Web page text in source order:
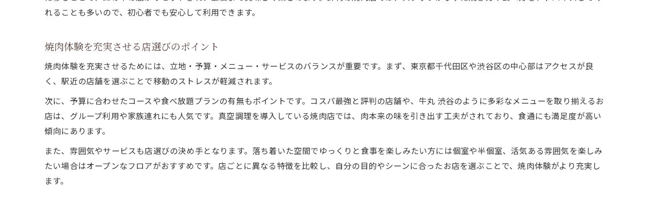
焼肉をより美味しく味わう食べ方の工夫
焼肉の楽しみ方を広げる選び方のポイント
焼肉シーン別に最適な楽しみ方を紹介
焼肉体験を満足度アップにつなげる秘訣
れることも多いので、初心者でも安心して利用できます。
焼肉体験を充実させる店選びのポイント
焼肉体験を充実させるためには、立地・予算・メニュー・サービスのバランスが重要です。まず、東京都千代田区や渋谷区の中心部はアクセスが良
く、駅近の店舗を選ぶことで移動のストレスが軽減されます。
次に、予算に合わせたコースや食べ放題プランの有無もポイントです。コスパ最強と評判の店舗や、牛丸 渋谷のように多彩なメニューを取り揃えるお
店は、グループ利用や家族連れにも人気です。真空調理を導入している焼肉店では、肉本来の味を引き出す工夫がされており、食通にも満足度が高い
傾向にあります。
また、雰囲気やサービスも店選びの決め手となります。落ち着いた空間でゆっくりと食事を楽しみたい方には個室や半個室、活気ある雰囲気を楽しみ
たい場合はオープンなフロアがおすすめです。店ごとに異なる特徴を比較し、自分の目的やシーンに合ったお店を選ぶことで、焼肉体験がより充実し
ます。